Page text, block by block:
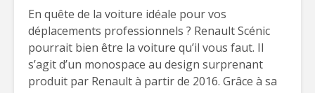
En quête de la voiture idéale pour vos
déplacements professionnels ? Renault Scénic
pourrait bien être la voiture qu’il vous faut. Il
s’agit d’un monospace au design surprenant
produit par Renault à partir de 2016. Grâce à sa